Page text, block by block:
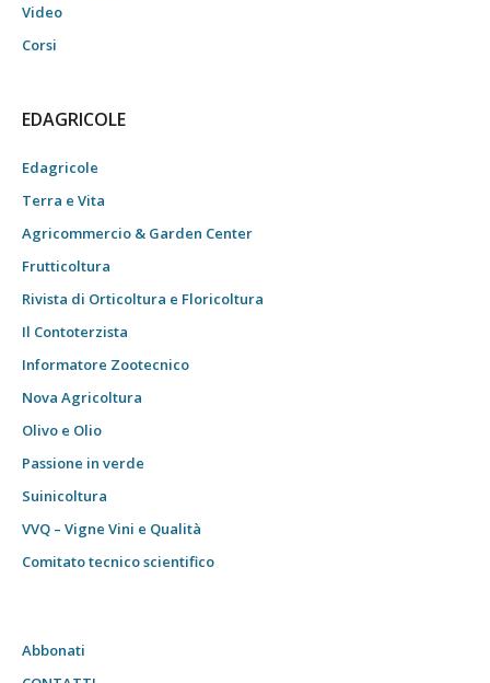
Video
Corsi
EDAGRICOLE
Edagricole
Terra e Vita
Agricommercio & Garden Center
Frutticoltura
Rivista di Orticoltura e Floricoltura
Il Contoterzista
Informatore Zootecnico
Nova Agricoltura
Olivo e Olio
Passione in verde
Suinicoltura
VVQ – Vigne Vini e Qualità
Comitato tecnico scientifico
Abbonati